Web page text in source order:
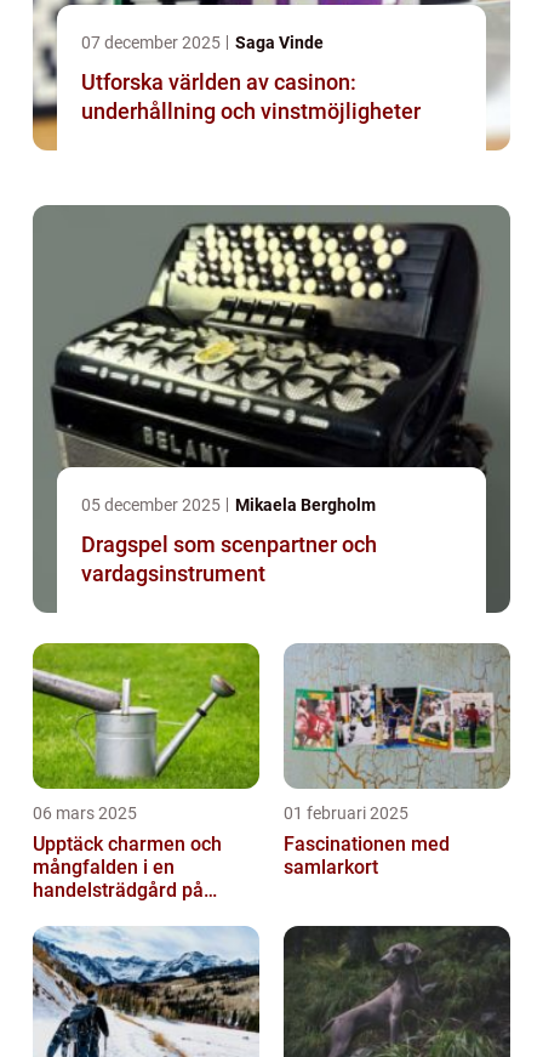
07 december 2025 Saga Vinde
Utforska världen av casinon:
underhållning och vinstmöjligheter
05 december 2025 Mikaela Bergholm
Dragspel som scenpartner och
vardagsinstrument
06 mars 2025
Upptäck charmen och
mångfalden i en
handelsträdgård på
01 februari 2025
Fascinationen med
samlarkort